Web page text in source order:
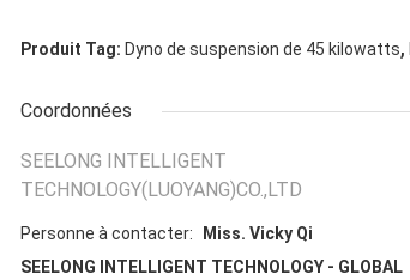
Produit Tag: Dyno de suspension de 45 kilowatts,
Coordonnées
SEELONG INTELLIGENT
TECHNOLOGY(LUOYANG)CO.,LTD
Personne à contacter:
Miss. Vicky Qi
SEELONG INTELLIGENT TECHNOLOGY - GLOBAL